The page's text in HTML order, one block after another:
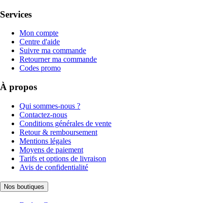
Services
Mon compte
Centre d'aide
Suivre ma commande
Retourner ma commande
Codes promo
À propos
Qui sommes-nous ?
Contactez-nous
Conditions générales de vente
Retour & remboursement
Mentions légales
Moyens de paiement
Tarifs et options de livraison
Avis de confidentialité
Nos boutiques